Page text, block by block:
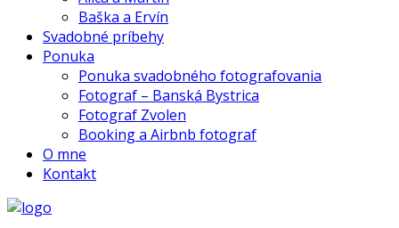
Baška a Ervín
Svadobné príbehy
Ponuka
Ponuka svadobného fotografovania
Fotograf – Banská Bystrica
Fotograf Zvolen
Booking a Airbnb fotograf
O mne
Kontakt